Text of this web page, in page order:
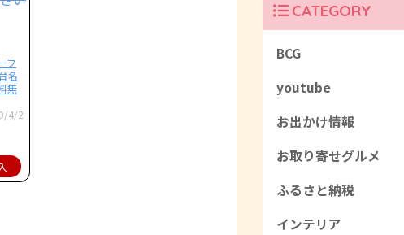
フ
名
無
4/2
CATEGORY
BCG
youtube
お出かけ情報
お取り寄せグルメ
ふるさと納税
インテリア